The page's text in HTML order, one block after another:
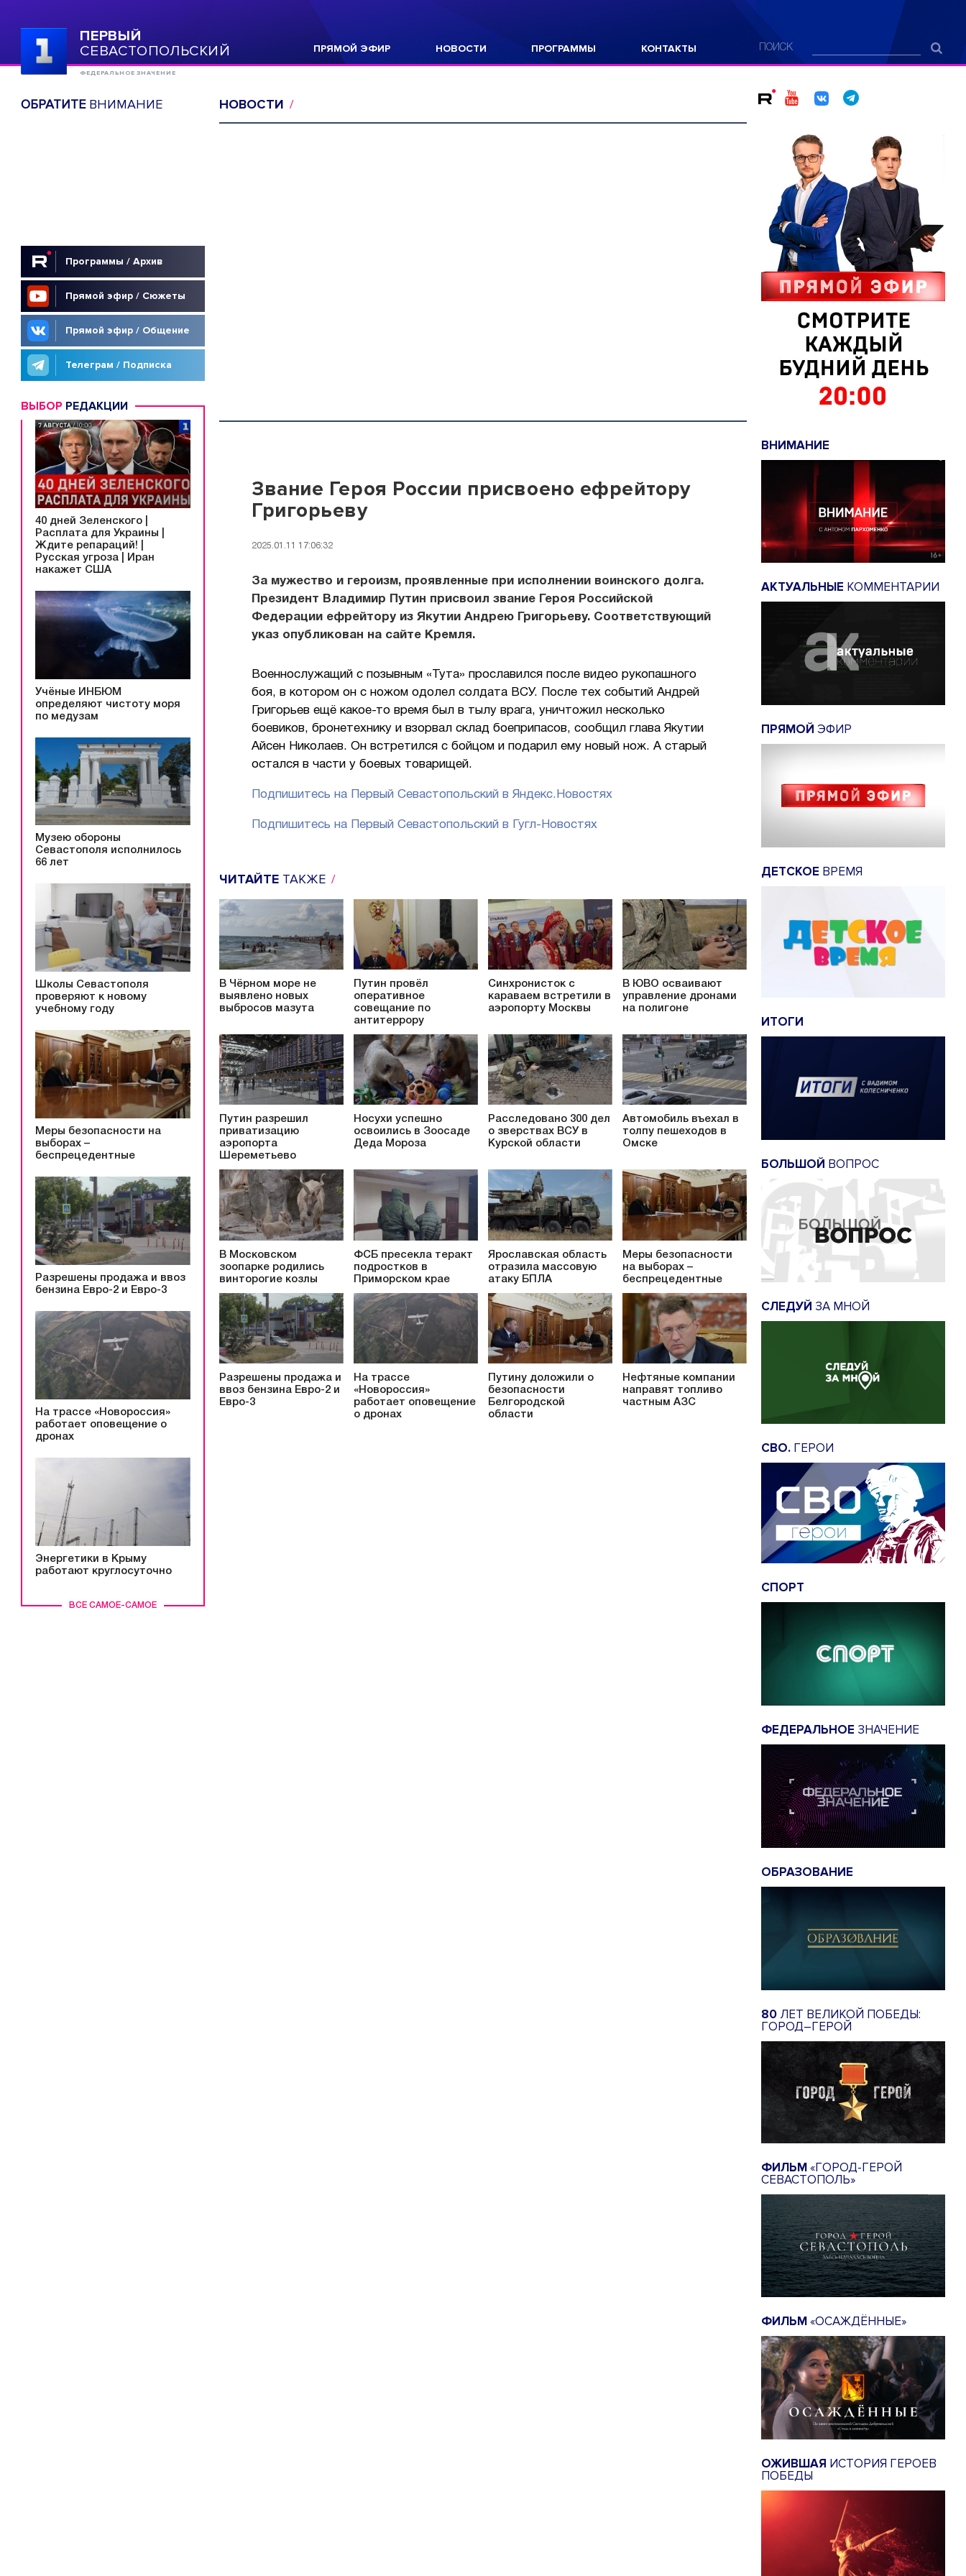
ПЕРВЫЙ
СЕВАСТОПОЛЬСКИЙ
ФЕДЕРАЛЬНОЕ ЗНАЧЕНИЕ
ПРЯМОЙ ЭФИР НОВОСТИ ПРОГРАММЫ КОНТАКТЫ ПОИСК
ОБРАТИТЕВНИМАНИЕ
Программы / Архив
Прямой эфир / Сюжеты
Прямой эфир / Общение
Телеграм / Подписка
ВЫБОР РЕДАКЦИИ
ВСЕ САМОЕ-САМОЕ
40 дней Зеленского |
Расплата для Украины |
Ждите репараций! |
Русская угроза | Иран
накажет США
Учёные ИНБЮМ
определяют чистоту моря
по медузам
Музею обороны
Севастополя исполнилось
66 лет
Школы Севастополя
проверяют к новому
учебному году
Меры безопасности на
выборах –
беспрецедентные
Разрешены продажа и ввоз
бензина Евро-2 и Евро-3
На трассе «Новороссия»
работает оповещение о
дронах
Энергетики в Крыму
работают круглосуточно
НОВОСТИ
Звание Героя России присвоено ефрейтору
Григорьеву
2025.01.11 17:06:32
За мужество и героизм, проявленные при исполнении воинского долга.
Президент Владимир Путин присвоил звание Героя Российской
Федерации ефрейтору из Якутии Андрею Григорьеву. Соответствующий
указ опубликован на сайте Кремля.
Военнослужащий с позывным «Тута» прославился после видео рукопашного
боя, в котором он с ножом одолел солдата ВСУ. После тех событий Андрей
Григорьев ещё какое-то время был в тылу врага, уничтожил несколько
боевиков, бронетехнику и взорвал склад боеприпасов, сообщил глава Якутии
Айсен Николаев. Он встретился с бойцом и подарил ему новый нож. А старый
остался в части у боевых товарищей.
Подпишитесь на Первый Севастопольский в Яндекс.Новостях
Подпишитесь на Первый Севастопольский в Гугл-Новостях
ЧИТАЙТЕ ТАКЖЕ
В Чёрном море не
выявлено новых
выбросов мазута
Путин провёл
оперативное
совещание по
антитеррору
Синхронисток с
караваем встретили в
аэропорту Москвы
В ЮВО осваивают
управление дронами
на полигоне
Путин разрешил
приватизацию
аэропорта
Шереметьево
Носухи успешно
освоились в Зоосаде
Деда Мороза
Расследовано 300 дел
о зверствах ВСУ в
Курской области
Автомобиль въехал в
толпу пешеходов в
Омске
В Московском
зоопарке родились
винторогие козлы
ФСБ пресекла теракт
подростков в
Приморском крае
Ярославская область
отразила массовую
атаку БПЛА
Меры безопасности
на выборах –
беспрецедентные
Разрешены продажа и
ввоз бензина Евро-2 и
Евро-3
На трассе
«Новороссия»
работает оповещение
о дронах
Путину доложили о
безопасности
Белгородской
области
Нефтяные компании
направят топливо
частным АЗС
ВНИМАНИЕ
АКТУАЛЬНЫЕ КОММЕНТАРИИ
ПРЯМОЙ ЭФИР
ДЕТСКОЕ ВРЕМЯ
ИТОГИ
БОЛЬШОЙ ВОПРОС
СЛЕДУЙ ЗА МНОЙ
СВО. ГЕРОИ
СПОРТ
ФЕДЕРАЛЬНОЕ ЗНАЧЕНИЕ
ОБРАЗОВАНИЕ
80 ЛЕТ ВЕЛИКОЙ ПОБЕДЫ:
ГОРОД–ГЕРОЙ
ФИЛЬМ«ГОРОД-ГЕРОЙ
СЕВАСТОПОЛЬ»
ФИЛЬМ«ОСАЖДЁННЫЕ»
ОЖИВШАЯ ИСТОРИЯ ГЕРОЕВ
ПОБЕДЫ